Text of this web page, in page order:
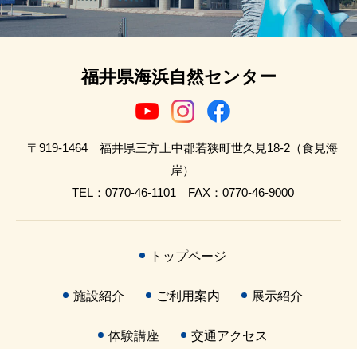
福井県海浜自然センター
〒919-1464 福井県三方上中郡若狭町世久見18-2（食見海
岸）
TEL：0770-46-1101 FAX：0770-46-9000
トップページ
施設紹介 ご利用案内 展示紹介
体験講座 交通アクセス